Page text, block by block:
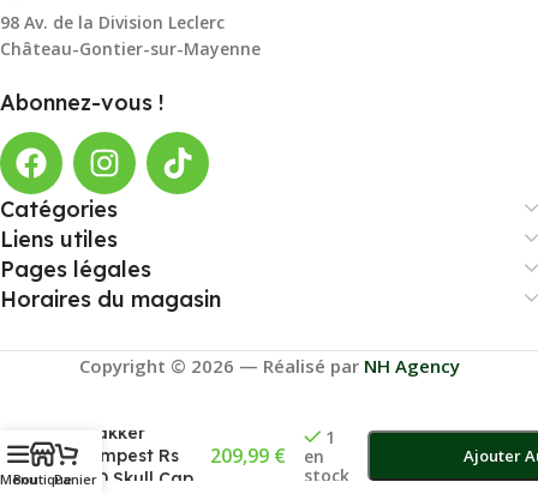
98 Av. de la Division Leclerc
Château-Gontier-sur-Mayenne
Abonnez-vous !
Catégories
Liens utiles
Pages légales
Horaires du magasin
Copyright © 2026 — Réalisé par NH Agency
Menu
BoutiquePanier
Trakker
Tempest Rs
150 Skull Cap
209,99 €
1
en
stock
Ajouter